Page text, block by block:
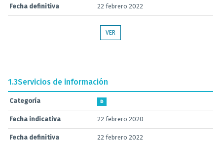
Fecha definitiva 22 febrero 2022
VER
1.3Servicios de información
Categoría B
Fecha indicativa 22 febrero 2020
Fecha definitiva 22 febrero 2022